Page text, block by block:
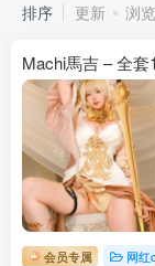
排序 更新 浏览
Machi馬吉 – 全
会员专属 网红